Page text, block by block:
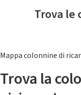
Trova le
Mappa colonnine di
Trova la